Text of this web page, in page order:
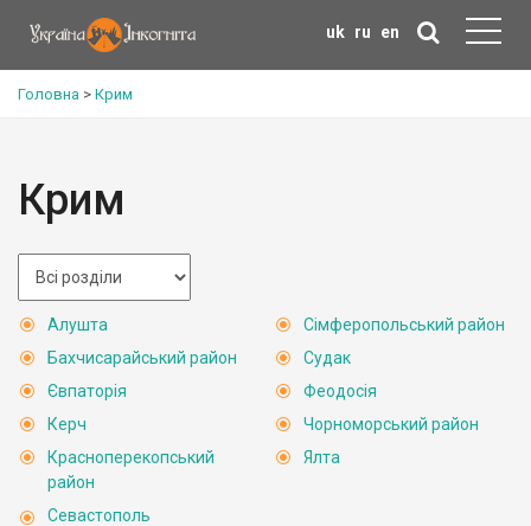
uk ru en
Головна > Крим
Крим
Алушта
Бахчисарайський район
Євпаторія
Керч
Красноперекопський
район
Севастополь
Сімферопольський район
Судак
Феодосія
Чорноморський район
Ялта